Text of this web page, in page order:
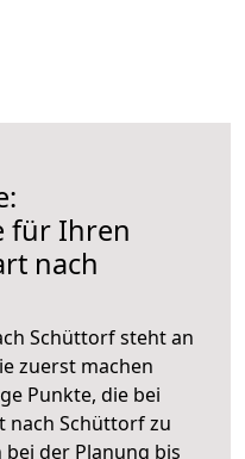
für Ihren
nach
Schüttorf steht an
zuerst machen
Punkte, die bei
nach Schüttorf zu
der Planung bis